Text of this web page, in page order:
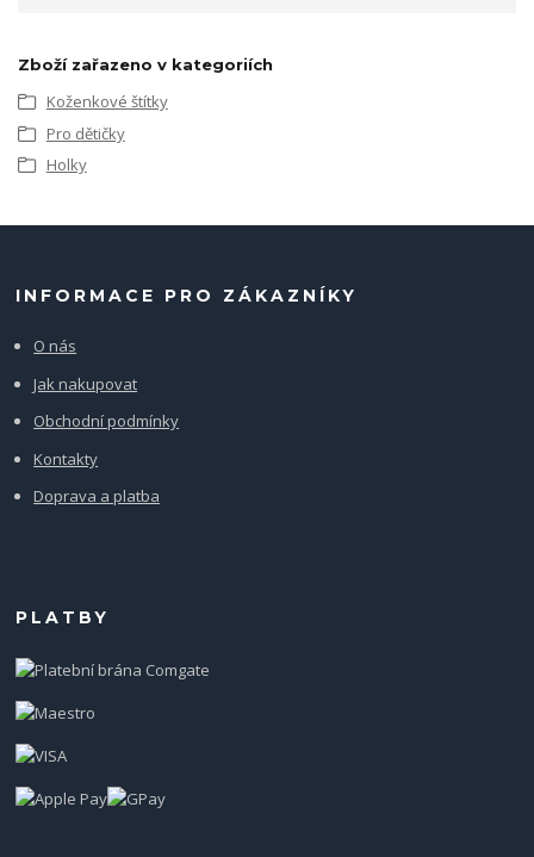
Zboží zařazeno v kategoriích
Koženkové štítky
Pro dětičky
Holky
INFORMACE PRO ZÁKAZNÍKY
O nás
Jak nakupovat
Obchodní podmínky
Kontakty
Doprava a platba
PLATBY